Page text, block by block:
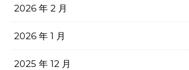
2026 年 2 月
2026 年 1 月
2025 年 12 月